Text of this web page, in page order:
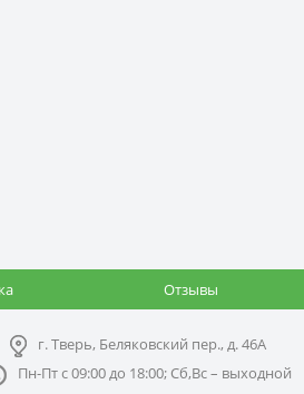
Отзывы
г. Тверь, Беляковский пер., д. 46А
Пн-Пт с 09:00 до 18:00; Сб,Вс – выходной